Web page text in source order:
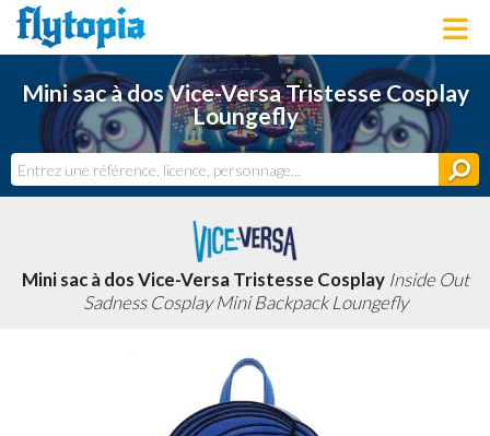
LOUNGEFLY
LICENCES
NOUVEAUTÉS
BONS PLANS
ACTUALITÉS
DERNIERS AJOUTS
Mini sac à dos Vice-Versa Tristesse Cosplay
Loungefly
Mini sac à dos Vice-Versa Tristesse Cosplay Inside Out
Sadness Cosplay Mini Backpack Loungefly